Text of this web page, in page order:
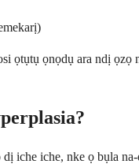
ọtụtụ ọnọdụ ara ndị
iche iche, nke ọ bụla